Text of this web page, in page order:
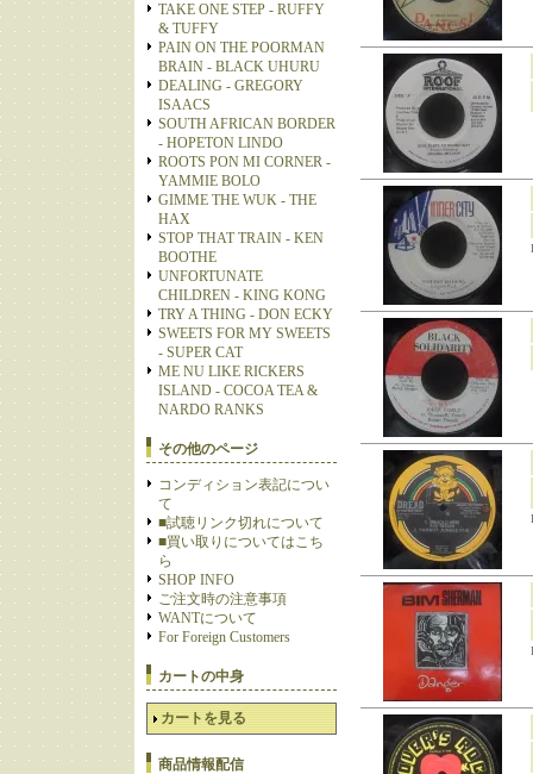
TAKE ONE STEP - RUFFY
& TUFFY
PAIN ON THE POORMAN
BRAIN - BLACK UHURU
DEALING - GREGORY
ISAACS
SOUTH AFRICAN BORDER
- HOPETON LINDO
ROOTS PON MI CORNER -
YAMMIE BOLO
GIMME THE WUK - THE
HAX
STOP THAT TRAIN - KEN
BOOTHE
UNFORTUNATE
CHILDREN - KING KONG
TRY A THING - DON ECKY
SWEETS FOR MY SWEETS
- SUPER CAT
ME NU LIKE RICKERS
ISLAND - COCOA TEA &
NARDO RANKS
その他のページ
コンディション表記につい
て
■試聴リンク切れについて
■買い取りについてはこち
ら
SHOP INFO
ご注文時の注意事項
WANTについて
For Foreign Customers
カートの中身
カートを見る
商品情報配信